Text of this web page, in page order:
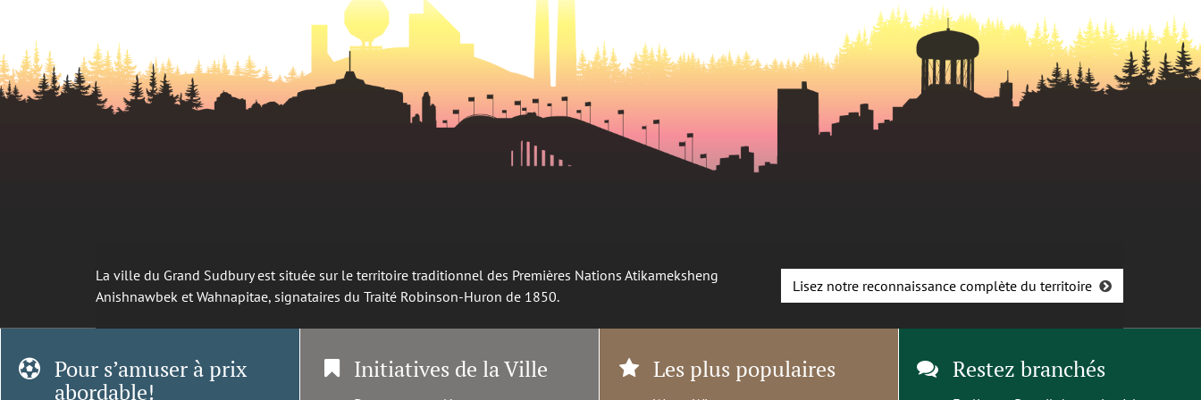
La ville du Grand Sudbury est située sur le territoire traditionnel des Premières Nations Atikameksheng
Anishnawbek et Wahnapitae, signataires du Traité Robinson-Huron de 1850.
Lisez notre reconnaissance complète du territoire
Pour s’amuser à prix
abordable!
Initiatives de la Ville Les plus populaires Restez branchés